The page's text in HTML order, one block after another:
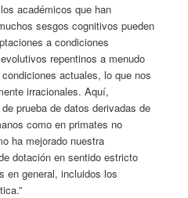
académicos que han
sesgos cognitivos pueden
a condiciones
repentinos a menudo
actuales, lo que nos
irracionales. Aquí,
prueba de datos derivadas de
como en primates no
ha mejorado nuestra
dotación en sentido estricto
en general, incluidos los